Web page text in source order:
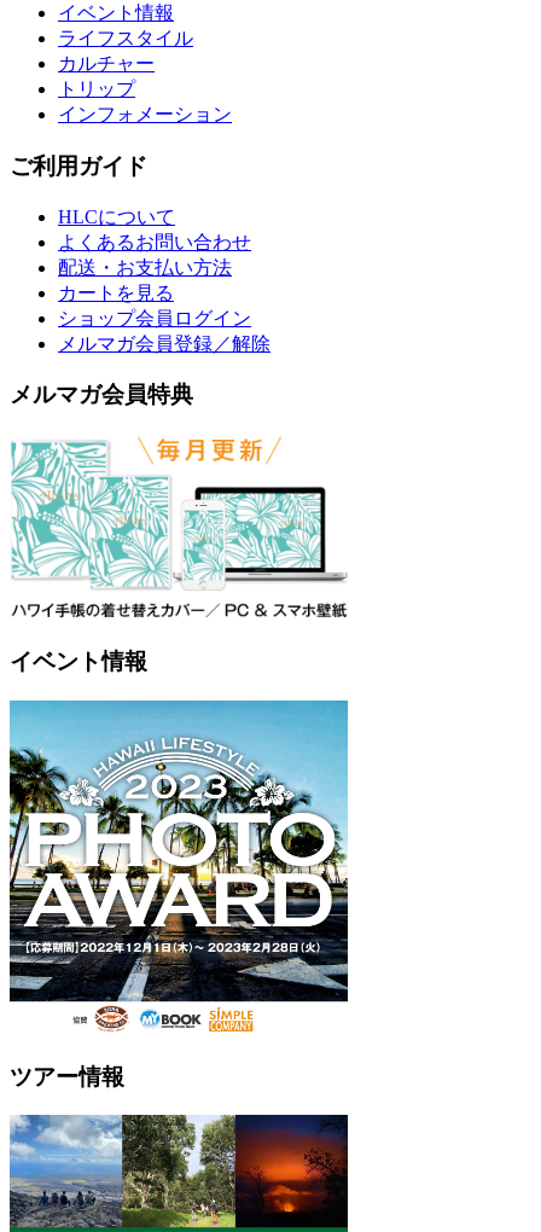
イベント情報
ライフスタイル
カルチャー
トリップ
インフォメーション
ご利用ガイド
HLCについて
よくあるお問い合わせ
配送・お支払い方法
カートを見る
ショップ会員ログイン
メルマガ会員登録／解除
メルマガ会員特典
イベント情報
ツアー情報